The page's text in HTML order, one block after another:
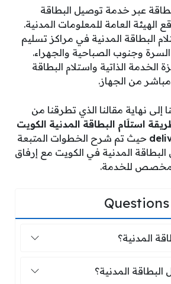
عبر خدمة توصيل البطاقة
الهيئة العامة للمعلومات المدنية.
البطاقة المدنية في مراكز تسليم
وجنوب الصباحية والجهراء.
الخدمة الذاتية واستلام البطاقة
من الجهاز.
إلى نهاية مقالنا الذي تطرقنا من
استلَام البطاقة المدنية الكويت
حيث تم شرح الخطوات المتبعة
المدنية في الكويت مع إرفاق
المخصص للخدمة.
المدنية؟المدنية؟
البطاقة المدنية؟
المدنية؟